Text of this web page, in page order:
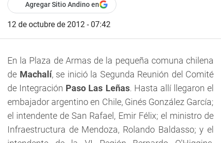
Agregar Sitio Andino en
12 de octubre de 2012 - 07:42
En la Plaza de Armas de la pequeña comuna chilena
de Machalí, se inició la Segunda Reunión del Comité
de Integración Paso Las Leñas. Hasta allí llegaron el
embajador argentino en Chile, Ginés González García;
el intendente de San Rafael, Emir Félix; el ministro de
Infraestructura de Mendoza, Rolando Baldasso; y el